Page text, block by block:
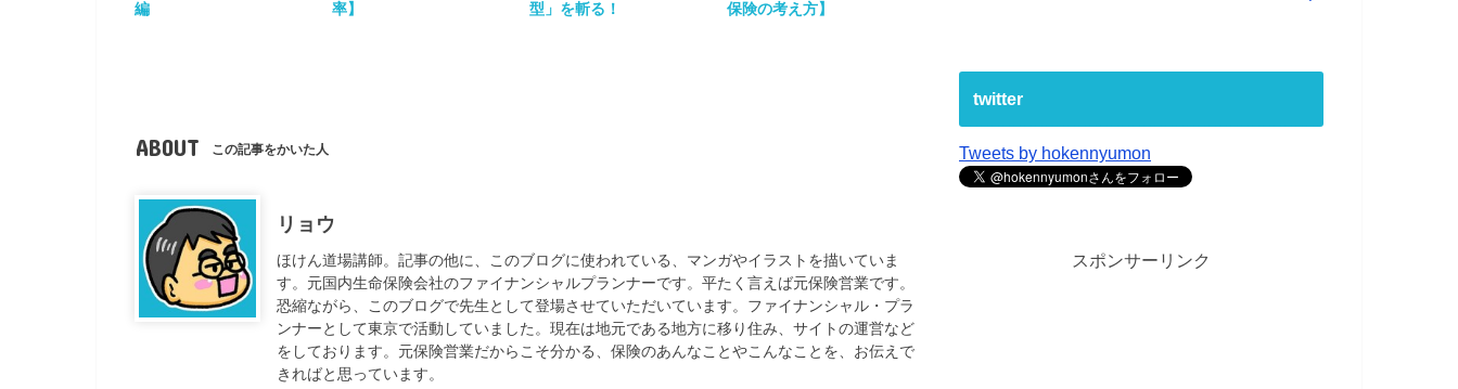
編
率】
型」を斬る！
保険の考え方】
ABOUT この記事をかいた人
リョウ
ほけん道場講師。記事の他に、このブログに使われている、マンガやイラストを描いていま
す。元国内生命保険会社のファイナンシャルプランナーです。平たく言えば元保険営業です。
恐縮ながら、このブログで先生として登場させていただいています。ファイナンシャル・プラ
ンナーとして東京で活動していました。現在は地元である地方に移り住み、サイトの運営など
をしております。元保険営業だからこそ分かる、保険のあんなことやこんなことを、お伝えで
きればと思っています。
twitter
Tweets by hokennyumon
スポンサーリンク